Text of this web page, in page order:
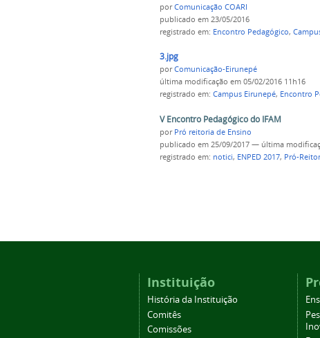
porComunicação COARI
publicado em 23/05/2016
registrado em: Encontro Pedagógico,
3.jpg
porComunicação-Eirunepé
última modificação em 05/02/2016 11h16
registrado em: Campus Eirunepé, Encontro
V Encontro Pedagógico do IFAM
por Pró reitoria de Ensino
publicado em 25/09/2017 — última
registrado em: notici, ENPED 2017, Pró-
Instituição
História da Instituição
Comitês
Comissões